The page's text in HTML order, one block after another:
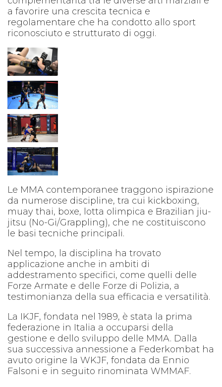
a favorire una crescita tecnica e
regolamentare che ha condotto allo sport
riconosciuto e strutturato di oggi.
Le MMA contemporanee traggono ispirazione
da numerose discipline, tra cui kickboxing,
muay thai, boxe, lotta olimpica e Brazilian jiu-
jitsu (No-Gi/Grappling), che ne costituiscono
le basi tecniche principali.
Nel tempo, la disciplina ha trovato
applicazione anche in ambiti di
addestramento specifici, come quelli delle
Forze Armate e delle Forze di Polizia, a
testimonianza della sua efficacia e versatilità.
La IKJF, fondata nel 1989, è stata la prima
federazione in Italia a occuparsi della
gestione e dello sviluppo delle MMA. Dalla
sua successiva annessione a Federkombat ha
avuto origine la WKJF, fondata da Ennio
Falsoni e in seguito rinominata WMMAF.